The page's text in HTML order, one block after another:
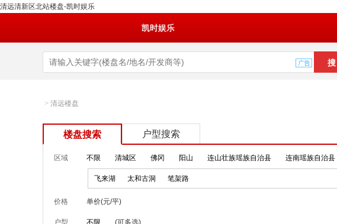
清远清新区北站楼盘-凯时娱乐
凯时娱乐
> 清远楼盘
楼盘搜索 户型搜索
区域 不限 清城区 佛冈 阳山 连山壮族瑶族自治县 连南瑶族自治县
飞来湖 太和古洞 笔架路
价格 单价(元/平)
户型 不限 (可多选)